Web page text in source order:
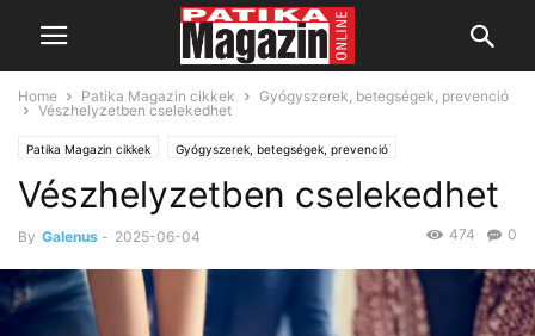
Home Patika Magazin cikkek
Gyógyszerek, betegségek, prevenció
Vészhelyzetben cselekedhet
Patika Magazin cikkek Gyógyszerek, betegségek, prevenció
Vészhelyzetben cselekedhet
By Galenus - 2025-06-04 0
474